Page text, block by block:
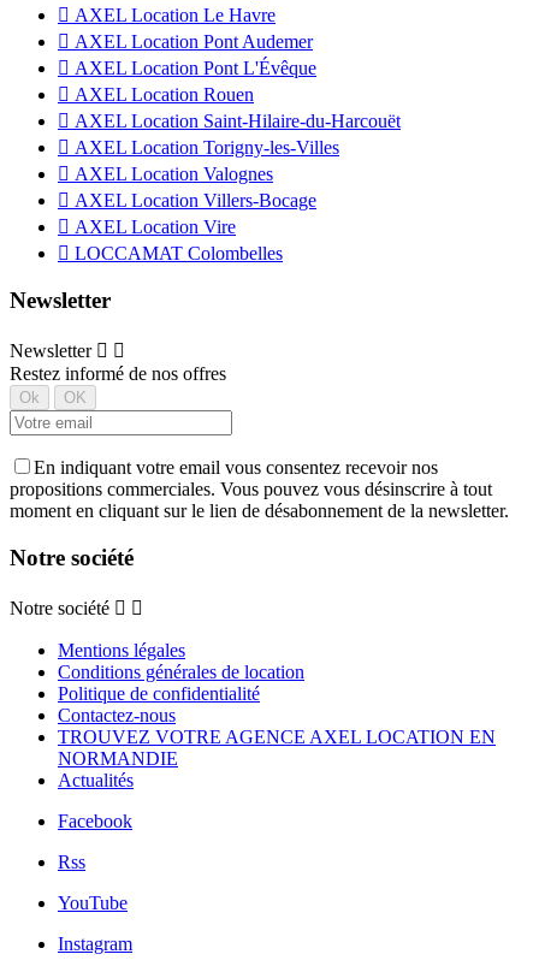
 AXEL Location Le Havre
 AXEL Location Pont Audemer
 AXEL Location Pont L'Évêque
 AXEL Location Rouen
 AXEL Location Saint-Hilaire-du-Harcouët
 AXEL Location Torigny-les-Villes
 AXEL Location Valognes
 AXEL Location Villers-Bocage
 AXEL Location Vire
 LOCCAMAT Colombelles
Newsletter
Newsletter  
Restez informé de nos offres
En indiquant votre email vous consentez recevoir nos
propositions commerciales. Vous pouvez vous désinscrire à tout
moment en cliquant sur le lien de désabonnement de la newsletter.
Notre société
Notre société  
Mentions légales
Conditions générales de location
Politique de confidentialité
Contactez-nous
TROUVEZ VOTRE AGENCE AXEL LOCATION EN
NORMANDIE
Actualités
Facebook
Rss
YouTube
Instagram